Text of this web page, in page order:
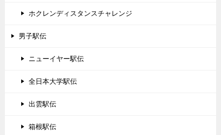
ホクレンディスタンスチャレンジ
男子駅伝
ニューイヤー駅伝
全日本大学駅伝
出雲駅伝
箱根駅伝